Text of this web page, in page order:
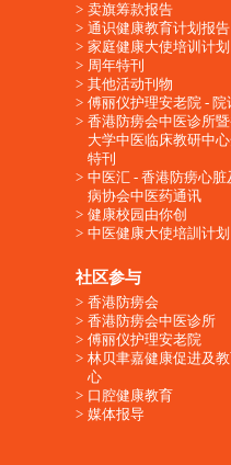
卖旗筹款报告
通识健康教育计划报告
家庭健康大使培训计划
周年特刊
其他活动刊物
傅丽仪护理安老院 - 院
香港防痨会中医诊所
大学中医临床教研中
特刊
中医汇 - 香港防痨心脏
病协会中医药通讯
健康校园由你创
中医健康大使培訓计划
社区参与
香港防痨会
香港防痨会中医诊所
傅丽仪护理安老院
林贝聿嘉健康促进及
心
口腔健康教育
媒体报导